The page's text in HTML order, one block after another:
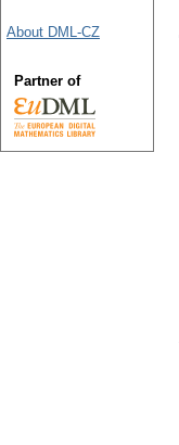
About DML-CZ
Partner of